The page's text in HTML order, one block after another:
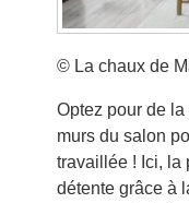
© La chaux de
Optez pour de
murs du salon
travaillée ! Ici, la
détente grâce à